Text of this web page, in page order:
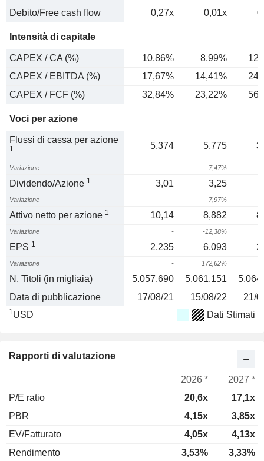
Debito/Free cash flow 0,27x 0,01x
Intensità di capitale
CAPEX / CA (%) 10,86% 8,99%
CAPEX / EBITDA (%)
17,67% 14,41%
CAPEX / FCF (%)
32,84% 23,22%
Voci per azione
Flussi di cassa per azione
1 5,374 5,775
Variazione - 7,47% -
Dividendo/Azione 1 3,01 3,25
Variazione - 7,97% -
Attivo netto per azione 1 10,14 8,882
Variazione - -12,38%
EPS 1 2,235 6,093
Variazione - 172,62%
N. Titoli (in migliaia) 5.057.690 5.061.151
Data di pubblicazione
17/08/21 15/08/22 21/
1USD Dati Stimati
Rapporti di valutazione
2026 *
2027 *
P/E ratio
20,6x
17,1x
PBR
4,15x
3,85x
EV/Fatturato
4,05x
4,13x
Rendimento
3,53% 3,33%